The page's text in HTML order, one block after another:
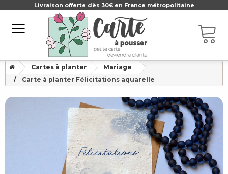
Livraison offerte dès 30€ en France métropolitaine
Cartes à planter
Mariage
Carte à planter Félicitations aquarelle